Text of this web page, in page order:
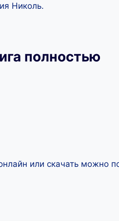
Николь.
полностью
или скачать можно